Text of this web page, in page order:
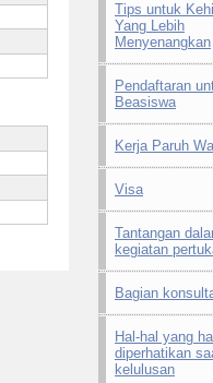
Tips untuk
Yang Lebih
Menyenangkan
Pendaftaran
Beasiswa
Kerja Paruh
Visa
Tantangan
kegiatan
Bagian
Hal-hal yang
diperhatikan
kelulusan